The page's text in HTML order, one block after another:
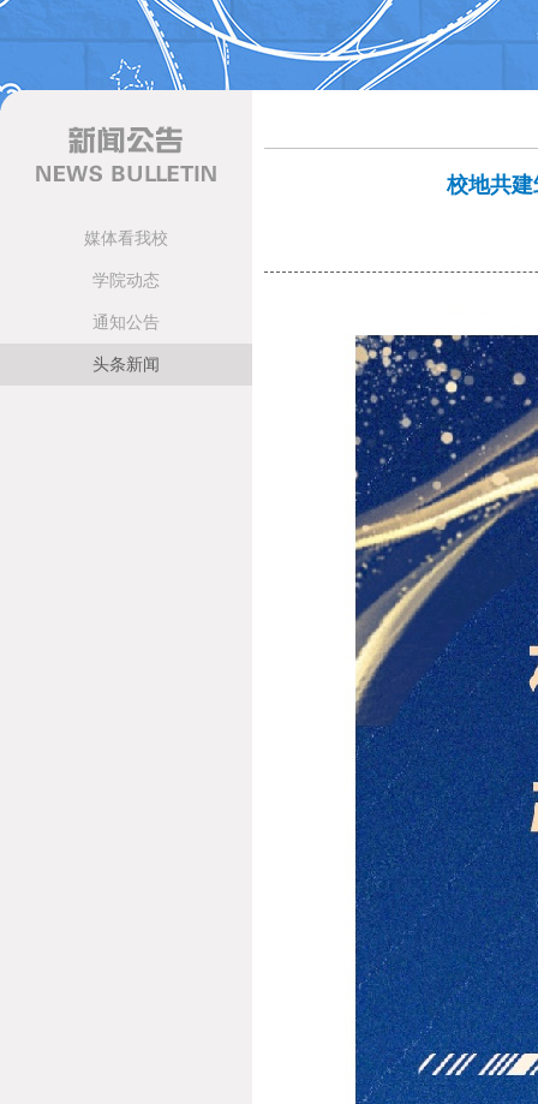
媒体看我校
学院动态
通知公告
头条新闻
校地共建